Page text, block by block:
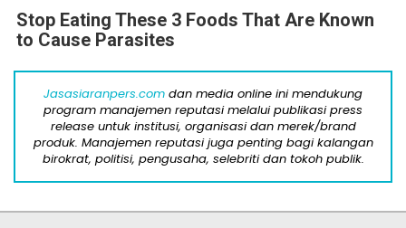
Stop Eating These 3 Foods That Are Known
to Cause Parasites
Jasasiaranpers.com dan media online ini mendukung
program manajemen reputasi melalui publikasi press
release untuk institusi, organisasi dan merek/brand
produk. Manajemen reputasi juga penting bagi kalangan
birokrat, politisi, pengusaha, selebriti dan tokoh publik.